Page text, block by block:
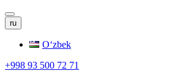
ru
Oʻzbek
+998 93 500 72 71